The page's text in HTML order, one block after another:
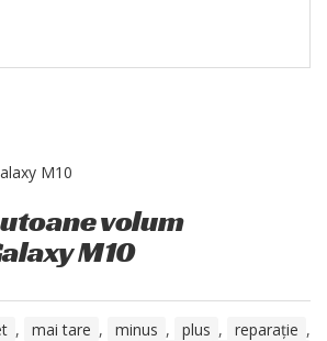
M10
volum
M10
, mai tare , minus , plus , reparație ,